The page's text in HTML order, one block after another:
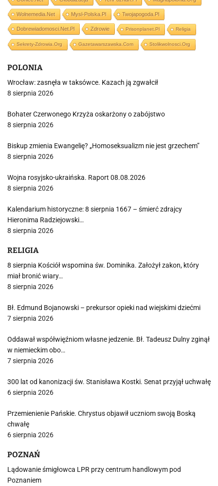
Wolnemedia.net Mysl-Polska.pl Twojapogoda.pl
Dobrewiadomosci.net.pl Zdrowie Prisonplanet.pl Religia
Sekrety-Zdrowia.org Gazetawarszawska.com Stolikwolnosci.org
POLONIA
Wrocław: zasnęła w taksówce. Kazach ją zgwałcił
8 sierpnia 2026
Bohater Czerwonego Krzyża oskarżony o zabójstwo
8 sierpnia 2026
Biskup zmienia Ewangelię? „Homoseksualizm nie jest grzechem”
8 sierpnia 2026
Wojna rosyjsko-ukraińska. Raport 08.08.2026
8 sierpnia 2026
Kalendarium historyczne: 8 sierpnia 1667 – śmierć zdrajcy
Hieronima Radziejowski…
8 sierpnia 2026
RELIGIA
8 sierpnia Kościół wspomina św. Dominika. Założył zakon, który
miał bronić wiary…
8 sierpnia 2026
Bł. Edmund Bojanowski – prekursor opieki nad wiejskimi dziećmi
7 sierpnia 2026
Oddawał współwięźniom własne jedzenie. Bł. Tadeusz Dulny zginął
w niemieckim obo…
7 sierpnia 2026
300 lat od kanonizacji św. Stanisława Kostki. Senat przyjął uchwałę
6 sierpnia 2026
Przemienienie Pańskie. Chrystus objawił uczniom swoją Boską
chwałę
6 sierpnia 2026
POZNAŃ
Lądowanie śmigłowca LPR przy centrum handlowym pod
Poznaniem